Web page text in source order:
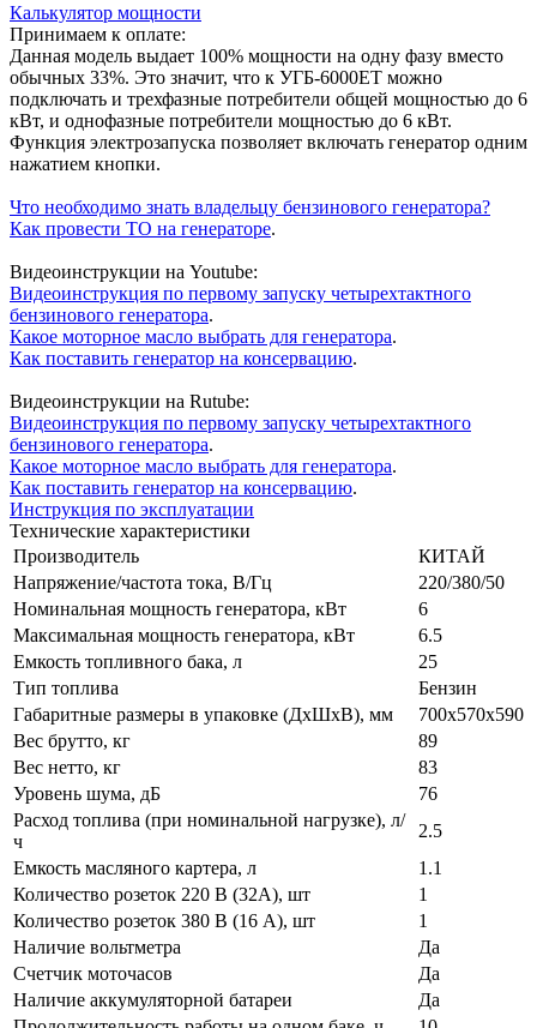
Калькулятор мощности
Принимаем к оплате:
Данная модель выдает 100% мощности на одну фазу вместо
обычных 33%. Это значит, что к УГБ-6000ЕT можно
подключать и трехфазные потребители общей мощностью до 6
кВт, и однофазные потребители мощностью до 6 кВт.
Функция электрозапуска позволяет включать генератор одним
нажатием кнопки.
Что необходимо знать владельцу бензинового генератора?
Как провести ТО на генераторе.
Видеоинструкции на Youtube:
Видеоинструкция по первому запуску четырехтактного
бензинового генератора.
Какое моторное масло выбрать для генератора.
Как поставить генератор на консервацию.
Видеоинструкции на Rutube:
Видеоинструкция по первому запуску четырехтактного
бензинового генератора.
Какое моторное масло выбрать для генератора.
Как поставить генератор на консервацию.
Инструкция по эксплуатации
Технические характеристики
Производитель
КИТАЙ
Напряжение/частота тока, В/Гц
220/380/50
Номинальная мощность генератора, кВт
6
Максимальная мощность генератора, кВт
6.5
Емкость топливного бака, л
25
Тип топлива
Бензин
Габаритные размеры в упаковке (ДхШхВ), мм
700х570х590
Вес брутто, кг
89
Вес нетто, кг
83
Уровень шума, дБ
76
Расход топлива (при номинальной нагрузке), л/
ч
2.5
Емкость масляного картера, л
1.1
Количество розеток 220 В (32А), шт
1
Количество розеток 380 В (16 А), шт
1
Наличие вольтметра
Да
Счетчик моточасов
Да
Наличие аккумуляторной батареи
Да